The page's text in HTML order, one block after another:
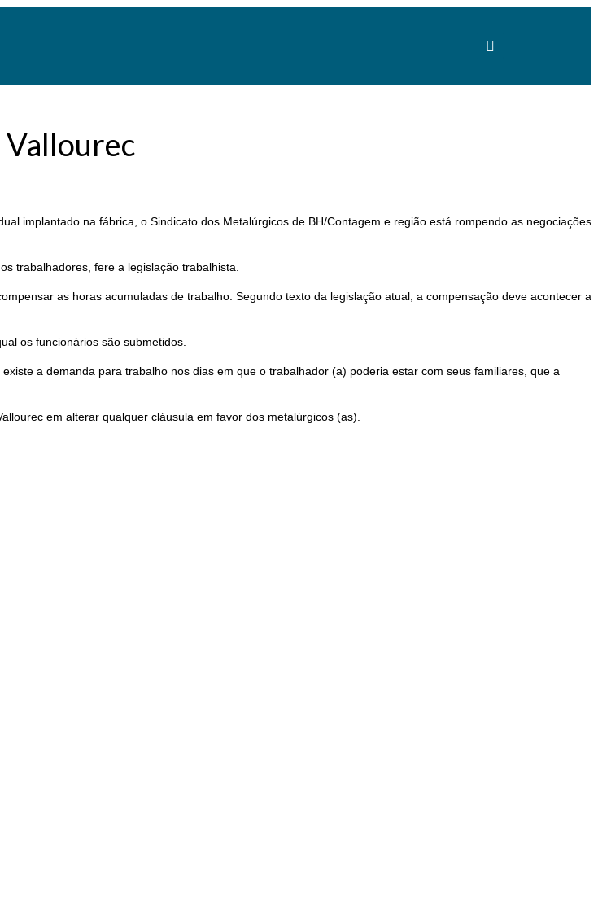
Vallourec
implantado na fábrica, o Sindicato dos Metalúrgicos de BH/Contagem e região está rompendo as negociações
trabalhadores, fere a legislação trabalhista.
as horas acumuladas de trabalho. Segundo texto da legislação atual, a compensação deve acontecer a
os funcionários são submetidos.
a demanda para trabalho nos dias em que o trabalhador (a) poderia estar com seus familiares, que a
em alterar qualquer cláusula em favor dos metalúrgicos (as).